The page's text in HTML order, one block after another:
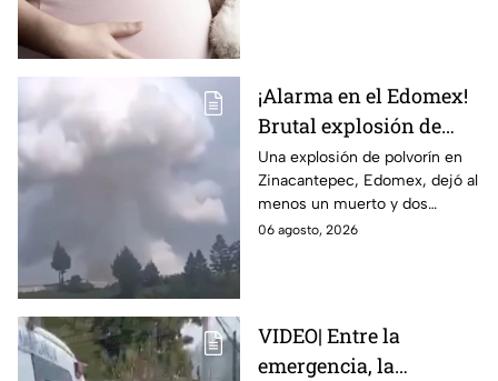
¡Alarma en el Edomex!
Brutal explosión de
polvorín en Santa
María del Monte,
Zinacantepec; reportan
al menos un muerto y
Una explosión de polvorín en
Zinacantepec, Edomex, dejó al
menos un muerto y dos
heridos; autoridades atiende la
06 agosto, 2026
VIDEO| Entre la
emergencia, la